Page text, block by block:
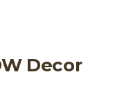
Decor